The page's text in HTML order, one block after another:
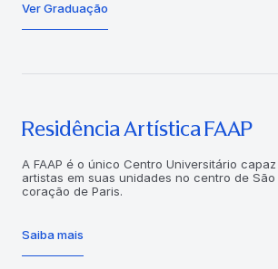
Ver Graduação
Residência Artística FAAP
A FAAP é o único Centro Universitário
artistas em suas unidades no centro de São
coração de Paris.
Saiba mais